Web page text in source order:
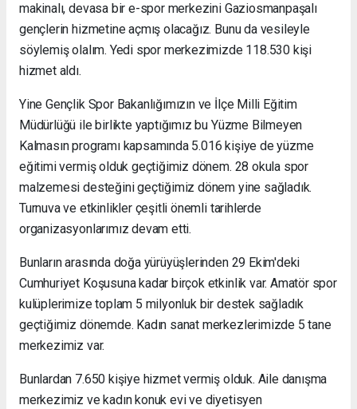
makinalı, devasa bir e-spor merkezini Gaziosmanpaşalı
gençlerin hizmetine açmış olacağız. Bunu da vesileyle
söylemiş olalım. Yedi spor merkezimizde 118.530 kişi
hizmet aldı.
Yine Gençlik Spor Bakanlığımızın ve İlçe Milli Eğitim
Müdürlüğü ile birlikte yaptığımız bu Yüzme Bilmeyen
Kalmasın programı kapsamında 5.016 kişiye de yüzme
eğitimi vermiş olduk geçtiğimiz dönem. 28 okula spor
malzemesi desteğini geçtiğimiz dönem yine sağladık.
Turnuva ve etkinlikler çeşitli önemli tarihlerde
organizasyonlarımız devam etti.
Bunların arasında doğa yürüyüşlerinden 29 Ekim'deki
Cumhuriyet Koşusuna kadar birçok etkinlik var. Amatör spor
kulüplerimize toplam 5 milyonluk bir destek sağladık
geçtiğimiz dönemde. Kadın sanat merkezlerimizde 5 tane
merkezimiz var.
Bunlardan 7.650 kişiye hizmet vermiş olduk. Aile danışma
merkezimiz ve kadın konuk evi ve diyetisyen